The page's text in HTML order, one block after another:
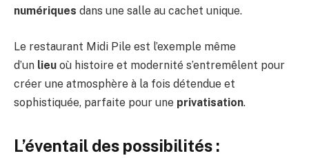
numériques dans une salle au cachet unique.
Le restaurant Midi Pile est l’exemple même
d’un lieu où histoire et modernité s’entremêlent pour
créer une atmosphère à la fois détendue et
sophistiquée, parfaite pour une privatisation.
L’éventail des possibilités :